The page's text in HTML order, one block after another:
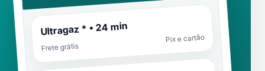
Ultragaz * • 24 min
Frete grátis
Pix e cartão